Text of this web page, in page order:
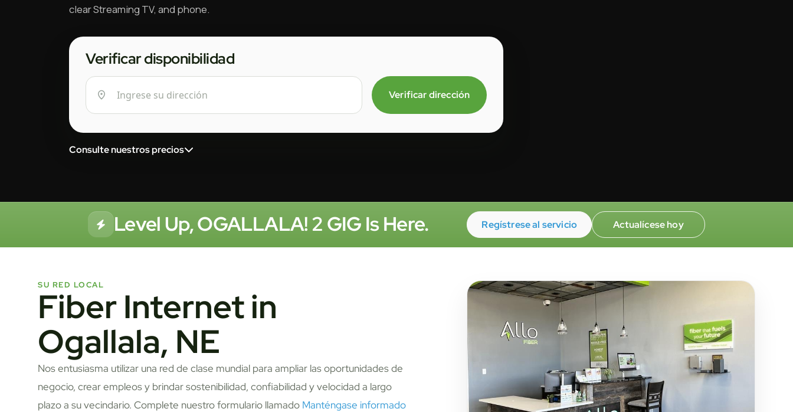
clear Streaming TV, and phone.
Verificar disponibilidad
Verificar dirección
Consulte nuestros precios
Level Up, OGALLALA! 2 GIG Is Here. Regístrese al servicio Actualícese hoy
SU RED LOCAL
Fiber Internet in
Ogallala, NE
Nos entusiasma utilizar una red de clase mundial para ampliar las oportunidades de
negocio, crear empleos y brindar sostenibilidad, confiabilidad y velocidad a largo
plazo a su vecindario. Complete nuestro formulario llamado Manténgase informado